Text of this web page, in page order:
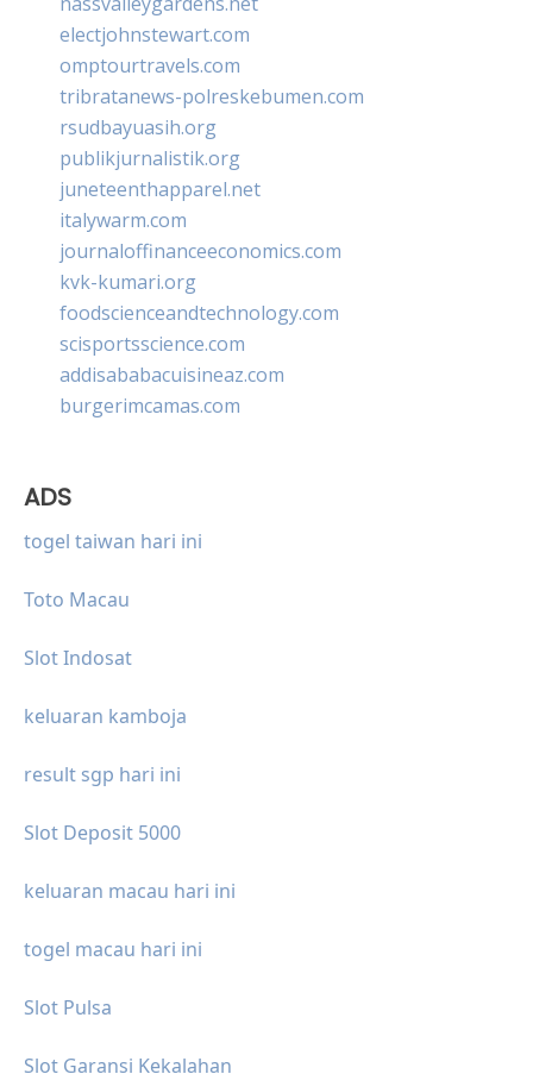
electjohnstewart.com
omptourtravels.com
tribratanews-polreskebumen.com
rsudbayuasih.org
publikjurnalistik.org
juneteenthapparel.net
italywarm.com
journaloffinanceeconomics.com
kvk-kumari.org
foodscienceandtechnology.com
scisportsscience.com
addisababacuisineaz.com
burgerimcamas.com
ADS
togel taiwan hari ini
Toto Macau
Slot Indosat
keluaran kamboja
result sgp hari ini
Slot Deposit 5000
keluaran macau hari ini
togel macau hari ini
Slot Pulsa
Slot Garansi Kekalahan